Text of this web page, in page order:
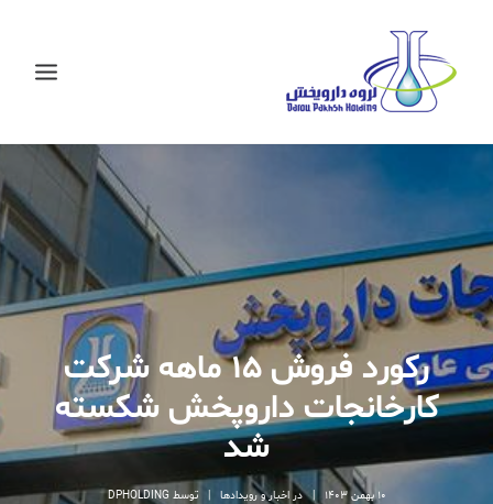
جستجو
رکورد فروش ۱۵ ماهه شرکت
کارخانجات داروپخش شکسته
شد
10 بهمن 1403 دراخبار و رویدادها توسط DPHOLDING